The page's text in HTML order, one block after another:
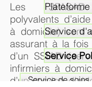
Les
polyvalents
à domicile) sont
assurant à la fois
d’un SSIAD
infirmiers à
d’un service
Service
Service
Service de